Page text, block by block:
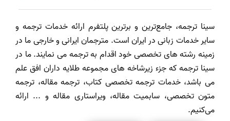
سینا ترجمه، جامع‌ترین و برترین پلتفرم ارائه خدمات ترجمه و
سایر خدمات زبانی در ایران است. مترجمان ایرانی و خارجی ما در
زمینه رشته های تخصصی خود اقدام به ترجمه می نمایند. ما در
سینا ترجمه که جزء زیرشاخه های مجموعه طلایه داران افق علم
می باشد، خدمات ترجمه تخصصی کتاب، ترجمه مقاله، ترجمه
متون تخصصی، سابمیت مقاله، ویراستاری مقاله و ... ارائه
می‌کنیم.